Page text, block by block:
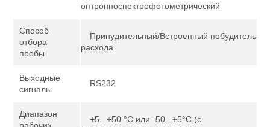
оптронноспектрофотометрический
Способ
отбора
пробы
Принудительный/Встроенный побудитель
расхода
Выходные
сигналы
RS232
Диапазон
+5...+50 °С или -50...+5°С (с